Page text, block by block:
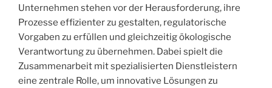
Unternehmen stehen vor der Herausforderung, ihre
Prozesse effizienter zu gestalten, regulatorische
Vorgaben zu erfüllen und gleichzeitig ökologische
Verantwortung zu übernehmen. Dabei spielt die
Zusammenarbeit mit spezialisierten Dienstleistern
eine zentrale Rolle, um innovative Lösungen zu